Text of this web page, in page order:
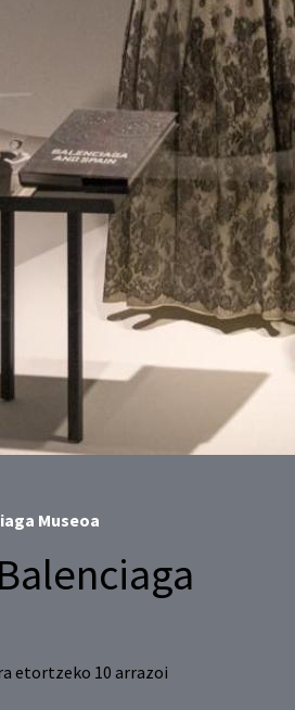
Museoa
etortzeko 10 arrazoi